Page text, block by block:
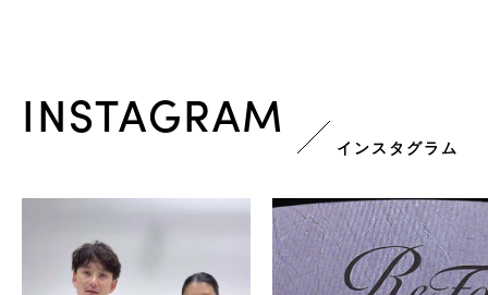
INSTAGRAM
インスタグラム